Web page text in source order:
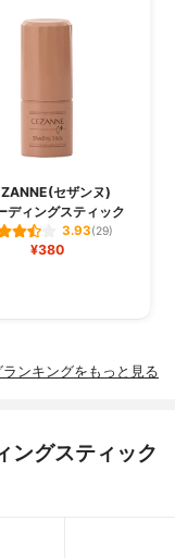
セザンヌ)
ディングスティック
3.93(29)
¥380
ンキングをもっと見る
ングスティック